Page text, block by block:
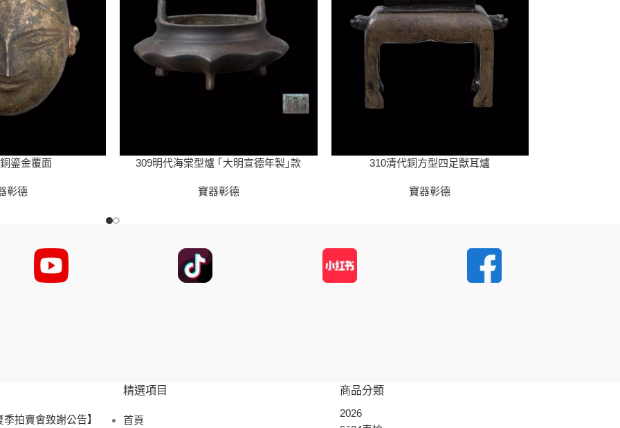
鎏金覆面
彰德
309明代海棠型爐 ｢大明宣德年製｣款
寶器彰德
310清代銅方型四足獸耳爐
寶器彰德
拍賣會致謝公告】
精選項目
首頁
商品分類
2026